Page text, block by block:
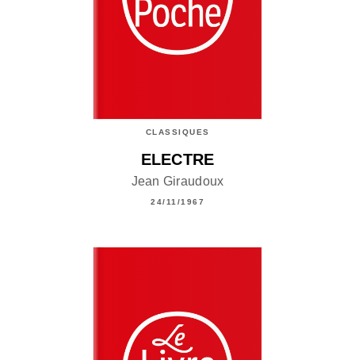
CLASSIQUES
ELECTRE
Jean Giraudoux
24/11/1967